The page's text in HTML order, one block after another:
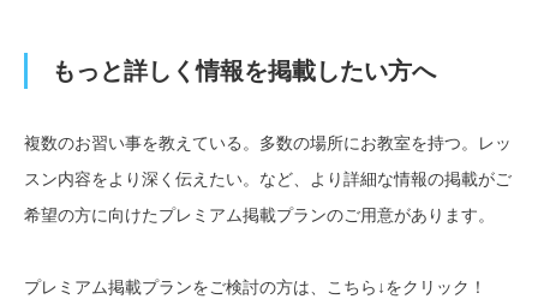
もっと詳しく情報を掲載したい方へ
複数のお習い事を教えている。多数の場所にお教室を持つ。レッ
スン内容をより深く伝えたい。など、より詳細な情報の掲載がご
希望の方に向けたプレミアム掲載プランのご用意があります。
プレミアム掲載プランをご検討の方は、こちら↓をクリック！